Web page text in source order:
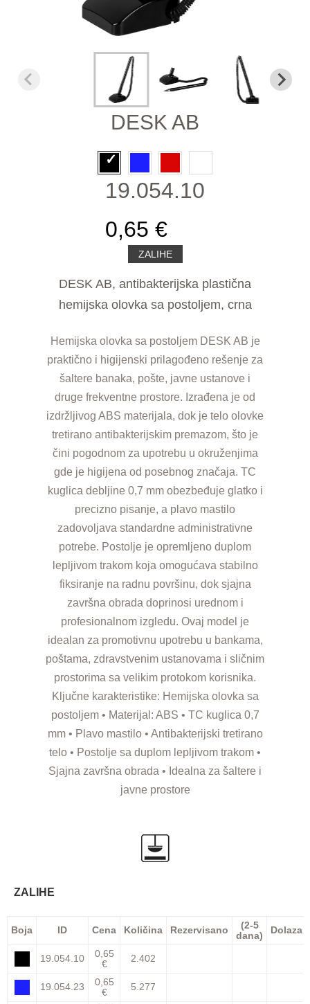
DESK AB
19.054.10
0,65 €
ZALIHE
DESK AB, antibakterijska plastična
hemijska olovka sa postoljem, crna
Hemijska olovka sa postoljem DESK AB je
praktično i higijenski prilagođeno rešenje za
šaltere banaka, pošte, javne ustanove i
druge frekventne prostore. Izrađena je od
izdržljivog ABS materijala, dok je telo olovke
tretirano antibakterijskim premazom, što je
čini pogodnom za upotrebu u okruženjima
gde je higijena od posebnog značaja. TC
kuglica debljine 0,7 mm obezbeđuje glatko i
precizno pisanje, a plavo mastilo
zadovoljava standardne administrativne
potrebe. Postolje je opremljeno duplom
lepljivom trakom koja omogućava stabilno
fiksiranje na radnu površinu, dok sjajna
završna obrada doprinosi urednom i
profesionalnom izgledu. Ovaj model je
idealan za promotivnu upotrebu u bankama,
poštama, zdravstvenim ustanovama i sličnim
prostorima sa velikim protokom korisnika.
Ključne karakteristike: Hemijska olovka sa
postoljem • Materijal: ABS • TC kuglica 0,7
mm • Plavo mastilo • Antibakterijski tretirano
telo • Postolje sa duplom lepljivom trakom •
Sjajna završna obrada • Idealna za šaltere i
javne prostore
ZALIHE
Boja ID Cena Količina Rezervisano
(2-5
dana)
Dolazak
19.054.10
0,65
€
2.402
19.054.23
0,65
€
5.277